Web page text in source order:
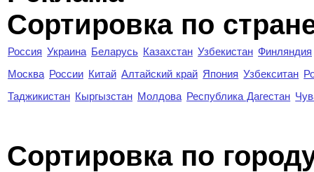
Сортировка по
Россия Украина Беларусь Казахстан Узбекистан Финляндия
Москва России Китай Алтайский край Япония Узбекситан
Таджикистан Кыргызстан Молдова Республика Дагестан
Cортировка по